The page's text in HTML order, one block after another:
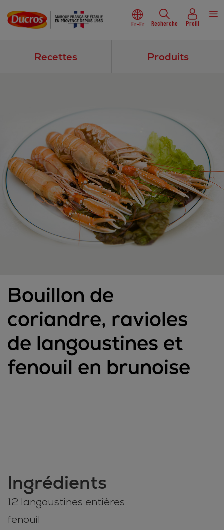
Fr-Fr Recherche Profil
Recettes Produits
Bouillon de
coriandre, ravioles
de langoustines et
fenouil en brunoise
Ingrédients
12 langoustines entières
fenouil